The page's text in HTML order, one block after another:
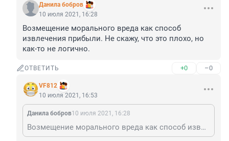
Данила бобров
10 июля 2021, 16:28
Возмещение морального вреда как способ
извлечения прибыли. Не скажу, что это плохо, но
как-то не логично.
ОТВЕТИТЬ +0 –0
VF812
10 июля 2021, 16:53
Данила бобров10 июля 2021, 16:28
Возмещение морального вреда как способ извлечения прибыли. Не скажу, что это плохо, но как-то не логично.